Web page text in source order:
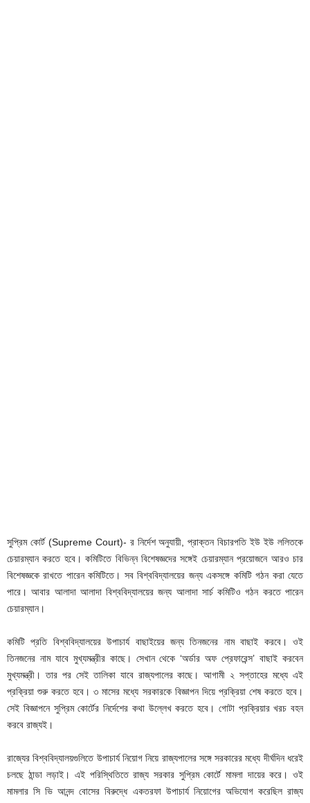
সুপ্রিম কোর্ট (Supreme Court)- র নির্দেশ অনুযায়ী, প্রাক্তন বিচারপতি ইউ ইউ ললিতকে
চেয়ারম্যান করতে হবে। কমিটিতে বিভিন্ন বিশেষজ্ঞদের সঙ্গেই চেয়ারম্যান প্রয়োজনে আরও চার
বিশেষজ্ঞকে রাখতে পারেন কমিটিতে। সব বিশ্ববিদ্যালয়ের জন্য একসঙ্গে কমিটি গঠন করা যেতে
পারে। আবার আলাদা আলাদা বিশ্ববিদ্যালয়ের জন্য আলাদা সার্চ কমিটিও গঠন করতে পারেন
চেয়ারম্যান।
কমিটি প্রতি বিশ্ববিদ্যালয়ের উপাচার্য বাছাইয়ের জন্য তিনজনের নাম বাছাই করবে। ওই
তিনজনের নাম যাবে মুখ্যমন্ত্রীর কাছে। সেখান থেকে ‘অর্ডার অফ প্রেফারেন্স’ বাছাই করবেন
মুখ্যমন্ত্রী। তার পর সেই তালিকা যাবে রাজ্যপালের কাছে। আগামী ২ সপ্তাহের মধ্যে এই
প্রক্রিয়া শুরু করতে হবে। ৩ মাসের মধ্যে সরকারকে বিজ্ঞাপন দিয়ে প্রক্রিয়া শেষ করতে হবে।
সেই বিজ্ঞাপনে সুপ্রিম কোর্টের নির্দেশের কথা উল্লেখ করতে হবে। গোটা প্রক্রিয়ার খরচ বহন
করবে রাজ্যই।
রাজ্যের বিশ্ববিদ্যালয়গুলিতে উপাচার্য নিয়োগ নিয়ে রাজ্যপালের সঙ্গে সরকারের মধ্যে দীর্ঘদিন ধরেই
চলছে ঠান্ডা লড়াই। এই পরিস্থিতিতে রাজ্য সরকার সুপ্রিম কোর্টে মামলা দায়ের করে। ওই
মামলার সি ভি আনন্দ বোসের বিরুদ্ধে একতরফা উপাচার্য নিয়োগের অভিযোগ করেছিল রাজ্য